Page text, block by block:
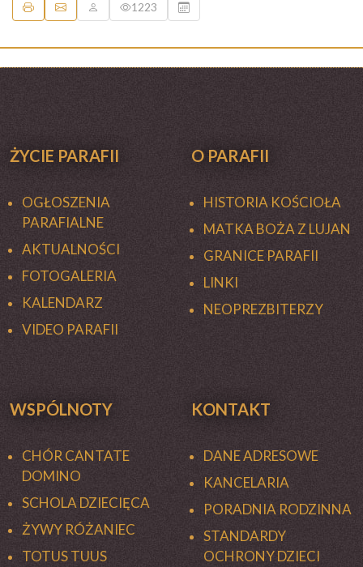
1223
ŻYCIE PARAFII
OGŁOSZENIA
PARAFIALNE
AKTUALNOŚCI
FOTOGALERIA
KALENDARZ
VIDEO PARAFII
O PARAFII
HISTORIA KOŚCIOŁA
MATKA BOŻA Z LUJAN
GRANICE PARAFII
LINKI
NEOPREZBITERZY
WSPÓLNOTY
CHÓR CANTATE
DOMINO
SCHOLA DZIECIĘCA
ŻYWY RÓŻANIEC
TOTUS TUUS
KONTAKT
DANE ADRESOWE
KANCELARIA
PORADNIA RODZINNA
STANDARDY
OCHRONY DZIECI